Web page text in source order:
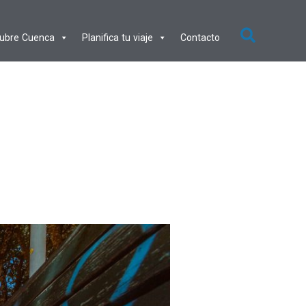
Cuenca Planifica tu viaje Contacto